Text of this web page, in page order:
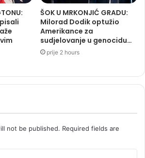
ŠOK U MRKONJIĆ GRADU:
Milorad Dodik optužio
Amerikance za
sudjelovanje u genocidu…
prije 2 hours
not be published. Required fields are